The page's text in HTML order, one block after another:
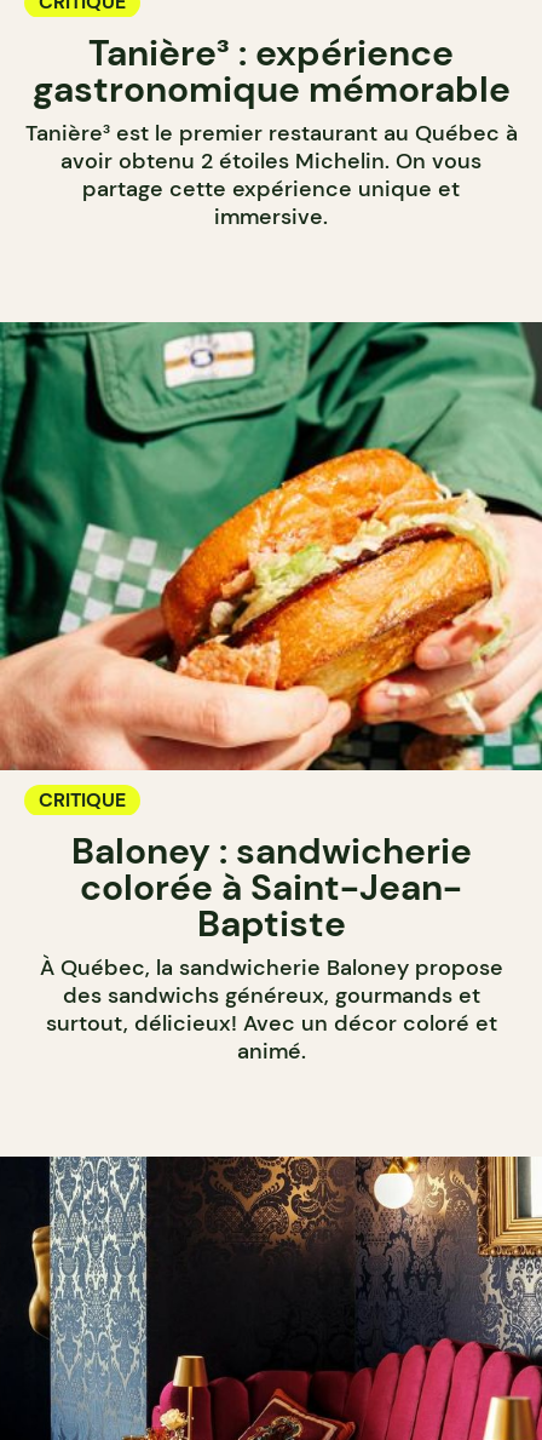
Tanière³ : expérience
gastronomique mémorable
Tanière³ est le premier restaurant au Québec à
avoir obtenu 2 étoiles Michelin. On vous
partage cette expérience unique et
immersive.
CRITIQUE
Baloney : sandwicherie
colorée à Saint-Jean-
Baptiste
À Québec, la sandwicherie Baloney propose
des sandwichs généreux, gourmands et
surtout, délicieux! Avec un décor coloré et
animé.